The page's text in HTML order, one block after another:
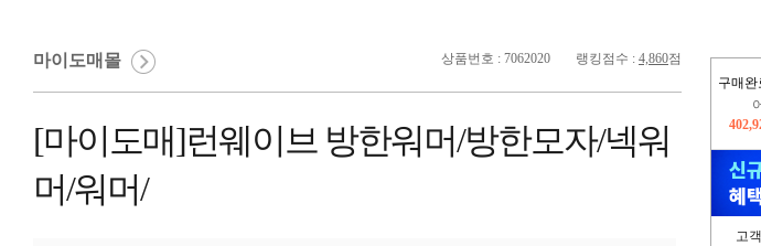
구매완
오
고
상품번호 : 7062020 랭킹점수 : 4,860점
마이도매몰
[마이도매]런웨이브 방한워머/방한모자/넥워
머/워머/